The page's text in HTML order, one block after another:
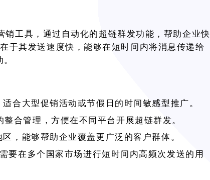
工具，通过自动化的超链群发功能，帮助企业快
于其发送速度快，能够在短时间内将消息传递给
合大型促销活动或节假日的时间敏感型推广。
整合管理，方便在不同平台开展超链群发。
，能够帮助企业覆盖更广泛的客户群体。
要在多个国家市场进行短时间内高频次发送的用